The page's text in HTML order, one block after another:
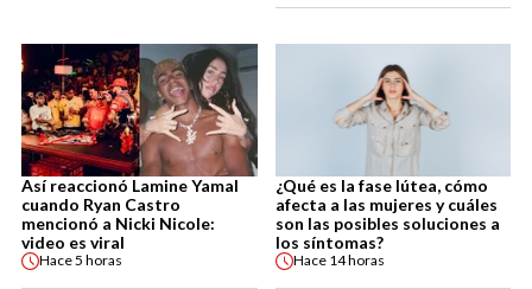
Así reaccionó Lamine Yamal
cuando Ryan Castro
mencionó a Nicki Nicole:
video es viral
Hace5 horas
¿Qué es la fase lútea, cómo
afecta a las mujeres y cuáles
son las posibles soluciones a
los síntomas?
Hace 14 horas